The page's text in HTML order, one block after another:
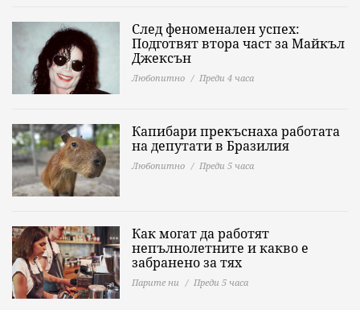
След феноменален успех:
Подготвят втора част за Майкъл
Джексън
Любопитно Преди 4 часа
Капибари прекъснаха работата
на депутати в Бразилия
Любопитно Преди 5 часа
Как могат да работят
непълнолетните и какво е
забранено за тях
Парите ни Преди 5 часа